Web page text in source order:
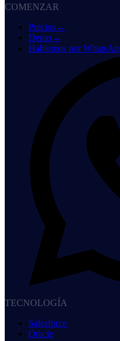
COMENZAR
Precios→
Demo→
Hablemos por
TECNOLOGÍA
Salesforce
Oracle